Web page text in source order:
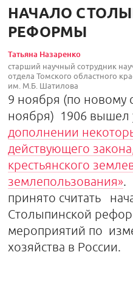
НАЧАЛО
РЕФОРМЫ
Татьяна Назаренко
старший научный сотрудник
отдела Томского областного
им. М.Б. Шатилова
9 ноября (по новому
ноября) 1906 вышел
дополнении
действующего
крестьянского
землепользования».
принято считать
Столыпинской
мероприятий по
хозяйства в России.